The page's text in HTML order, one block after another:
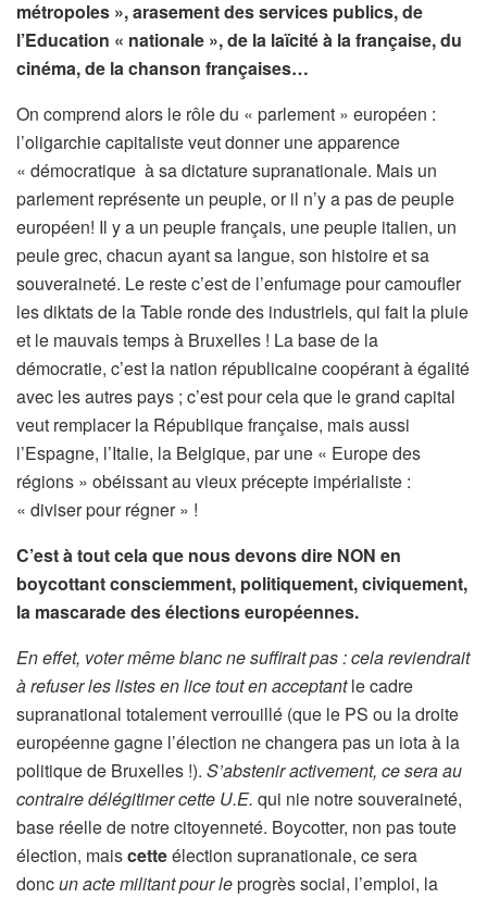
métropoles », arasement des services publics, de
l’Education « nationale », de la laïcité à la française, du
cinéma, de la chanson françaises…
On comprend alors le rôle du « parlement » européen :
l’oligarchie capitaliste veut donner une apparence
« démocratique à sa dictature supranationale. Mais un
parlement représente un peuple, or il n’y a pas de peuple
européen! Il y a un peuple français, une peuple italien, un
peule grec, chacun ayant sa langue, son histoire et sa
souveraineté. Le reste c’est de l’enfumage pour camoufler
les diktats de la Table ronde des industriels, qui fait la pluie
et le mauvais temps à Bruxelles ! La base de la
démocratie, c’est la nation républicaine coopérant à égalité
avec les autres pays ; c’est pour cela que le grand capital
veut remplacer la République française, mais aussi
l’Espagne, l’Italie, la Belgique, par une « Europe des
régions » obéissant au vieux précepte impérialiste :
« diviser pour régner » !
C’est à tout cela que nous devons dire NON en
boycottant consciemment, politiquement, civiquement,
la mascarade des élections européennes.
En effet, voter même blanc ne suffirait pas : cela reviendrait
à refuser les listes en lice tout en acceptantle cadre
supranational totalement verrouillé (que le PS ou la droite
européenne gagne l’élection ne changera pas un iota à la
politique de Bruxelles !). S’abstenir activement, ce sera au
contraire délégitimer cette U.E. qui nie notre souveraineté,
base réelle de notre citoyenneté. Boycotter, non pas toute
élection, maiscetteélection supranationale, ce sera
doncun acte militant pour leprogrès social, l’emploi, la